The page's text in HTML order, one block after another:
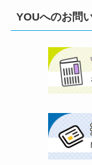
YOUへのお問